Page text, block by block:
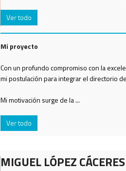
Ver todo
Mi proyecto
Con un profundo compromiso con la
mi postulación para integrar el directorio
Mi motivación surge de la ...
Ver todo
MIGUEL LÓPEZ CÁCERES